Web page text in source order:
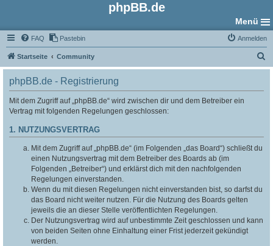
phpBB.de
Menü
FAQ Pastebin Anmelden
Startseite Community
u
phpBB.de - Registrierung
Mit dem Zugriff auf „phpBB.de“ wird zwischen dir und dem Betreiber ein
Vertrag mit folgenden Regelungen geschlossen:
1. NUTZUNGSVERTRAG
Mit dem Zugriff auf „phpBB.de“ (im Folgenden „das Board“) schließt du
einen Nutzungsvertrag mit dem Betreiber des Boards ab (im
Folgenden „Betreiber“) und erklärst dich mit den nachfolgenden
Regelungen einverstanden.
Wenn du mit diesen Regelungen nicht einverstanden bist, so darfst du
das Board nicht weiter nutzen. Für die Nutzung des Boards gelten
jeweils die an dieser Stelle veröffentlichten Regelungen.
Der Nutzungsvertrag wird auf unbestimmte Zeit geschlossen und kann
von beiden Seiten ohne Einhaltung einer Frist jederzeit gekündigt
werden.